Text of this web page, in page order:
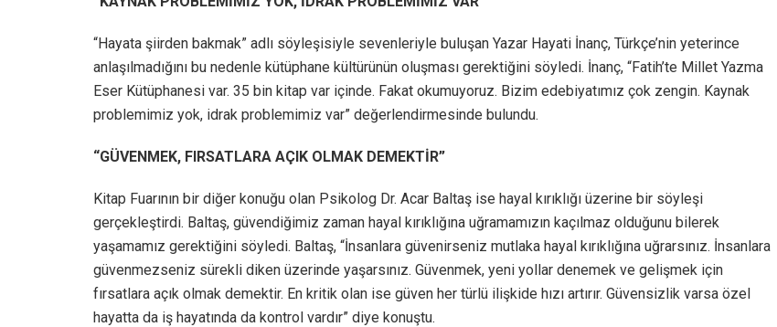
“Hayata şiirden bakmak” adlı söyleşisiyle sevenleriyle buluşan Yazar Hayati İnanç, Türkçe’nin yeterince
anlaşılmadığını bu nedenle kütüphane kültürünün oluşması gerektiğini söyledi. İnanç, “Fatih’te Millet Yazma
Eser Kütüphanesi var. 35 bin kitap var içinde. Fakat okumuyoruz. Bizim edebiyatımız çok zengin. Kaynak
problemimiz yok, idrak problemimiz var” değerlendirmesinde bulundu.
“GÜVENMEK, FIRSATLARA AÇIK OLMAK DEMEKTİR”
Kitap Fuarının bir diğer konuğu olan Psikolog Dr. Acar Baltaş ise hayal kırıklığı üzerine bir söyleşi
gerçekleştirdi. Baltaş, güvendiğimiz zaman hayal kırıklığına uğramamızın kaçılmaz olduğunu bilerek
yaşamamız gerektiğini söyledi. Baltaş, “İnsanlara güvenirseniz mutlaka hayal kırıklığına uğrarsınız. İnsanlara
güvenmezseniz sürekli diken üzerinde yaşarsınız. Güvenmek, yeni yollar denemek ve gelişmek için
fırsatlara açık olmak demektir. En kritik olan ise güven her türlü ilişkide hızı artırır. Güvensizlik varsa özel
hayatta da iş hayatında da kontrol vardır” diye konuştu.